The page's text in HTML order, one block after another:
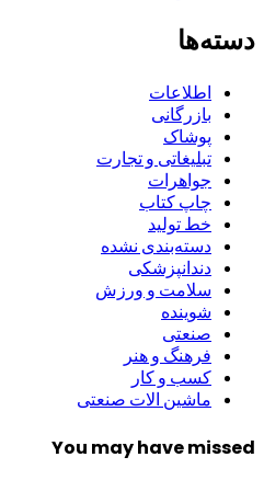
دسته‌ها
اطلاعات
بازرگانی
پوشاک
تبلیغاتی و تجارت
جواهرات
چاپ کتاب
خط تولید
دسته‌بندی نشده
دندانپزشکی
سلامت و ورزش
شوینده
صنعتی
فرهنگ و هنر
کسب و کار
ماشین الات صنعتی
You may have missed